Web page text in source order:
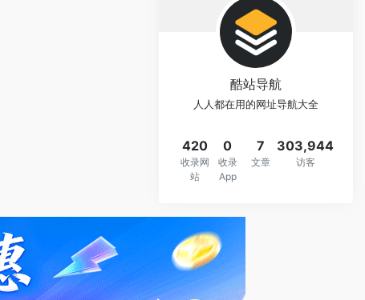
酷站导航
人人都在用的网址导航大全
420
收录网
站
0
收录
App
7
文章
303,944
访客